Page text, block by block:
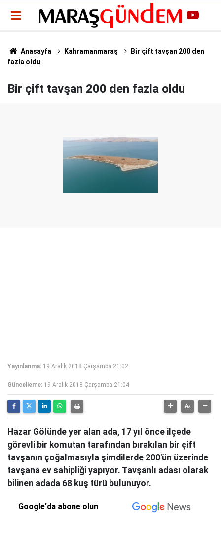
Anasayfa Kahramanmaraş
Bir çift tavşan 200 den
fazla oldu
Bir çift tavşan 200 den fazla oldu
Yayınlanma: 19 Aralık 2018 Çarşamba 21:02
Güncelleme: 19 Aralık 2018 Çarşamba 21:04
Hazar Gölünde yer alan ada, 17 yıl önce ilçede
görevli bir komutan tarafından bırakılan bir çift
tavşanın çoğalmasıyla şimdilerde 200'ün üzerinde
tavşana ev sahipliği yapıyor. Tavşanlı adası olarak
bilinen adada 68 kuş türü bulunuyor.
Google'da abone olun